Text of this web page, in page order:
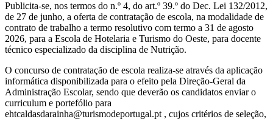
Publicita-se, nos termos do n.º 4, do art.º 39.º do Dec. Lei 132/2012,
de 27 de junho, a oferta de contratação de escola, na modalidade de
contrato de trabalho a termo resolutivo com termo a 31 de agosto
2026, para a Escola de Hotelaria e Turismo do Oeste, para docente
técnico especializado da disciplina de Nutrição.
O concurso de contratação de escola realiza-se através da aplicação
informática disponibilizada para o efeito pela Direção-Geral da
Administração Escolar, sendo que deverão os candidatos enviar o
curriculum e portefólio para
ehtcaldasdarainha@turismodeportugal.pt , cujos critérios de seleção,